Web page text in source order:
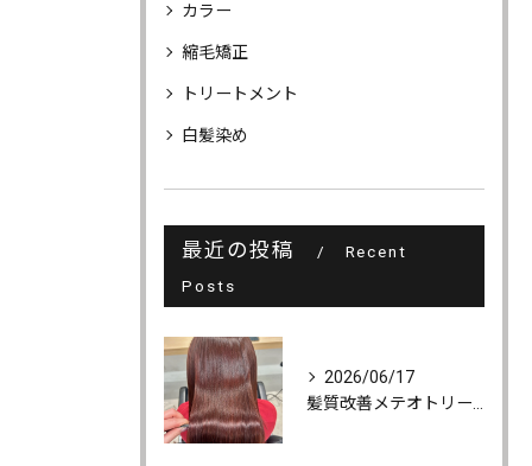
カラー
縮毛矯正
トリートメント
白髪染め
最近の投稿
Recent
Posts
2026/06/17